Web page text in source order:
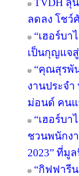
TVDH ลุ้
ลดลง โชว์
“เฮอร์บา
เป็นกุญแจ
“คุณสุรพั
งานประจ
ม่อนด์ คน
“เฮอร์บ
ชวนพนักงา
2023” ที่มู
“กิฟฟารี